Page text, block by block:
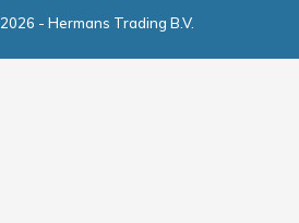
2026 - Hermans Trading B.V.